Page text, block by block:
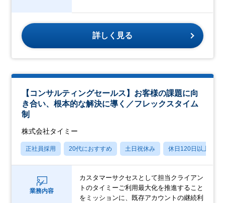
詳しく見る
【コンサルティングセールス】お客様の課題に向
き合い、根本的な解決に導く／フレックスタイム
制
株式会社タイミー
正社員採用 20代におすすめ 土日祝休み 休日120日以上
業務内容
カスタマーサクセスとして担当クライアン
トのタイミーご利用最大化を推進すること
をミッションに、既存アカウントの継続利